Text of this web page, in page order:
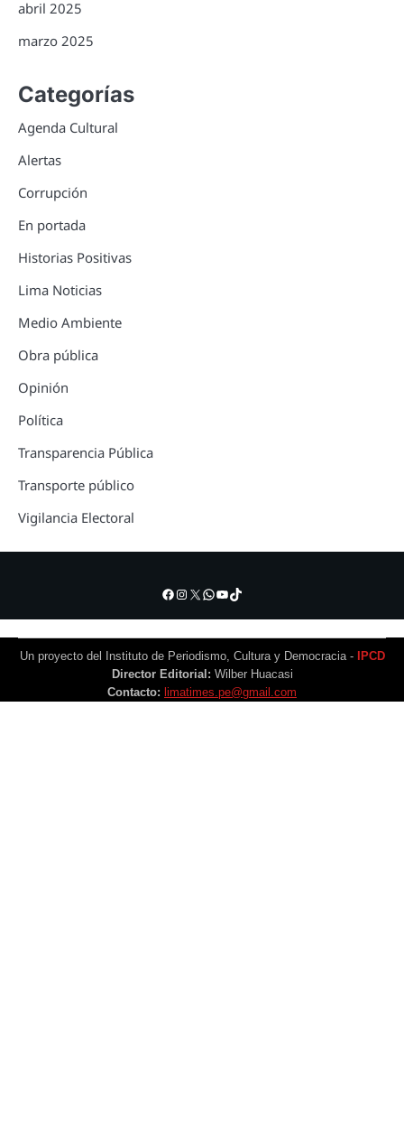
abril 2025
marzo 2025
Categorías
Agenda Cultural
Alertas
Corrupción
En portada
Historias Positivas
Lima Noticias
Medio Ambiente
Obra pública
Opinión
Política
Transparencia Pública
Transporte público
Vigilancia Electoral
Facebook
Instagram
X WhatsApp
YouTube
TikTok
Un proyecto del Instituto de Periodismo, Cultura y Democracia -
IPCD
Director Editorial: Wilber Huacasi
Contacto: limatimes.pe@gmail.com